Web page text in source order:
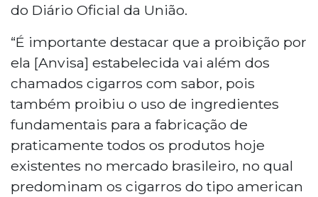
do Diário Oficial da União.
“É importante destacar que a proibição por
ela [Anvisa] estabelecida vai além dos
chamados cigarros com sabor, pois
também proibiu o uso de ingredientes
fundamentais para a fabricação de
praticamente todos os produtos hoje
existentes no mercado brasileiro, no qual
predominam os cigarros do tipo american